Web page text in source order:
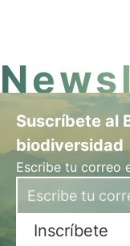
Suscríbete al
biodiversidad
Escribe tu correo
Inscríbete